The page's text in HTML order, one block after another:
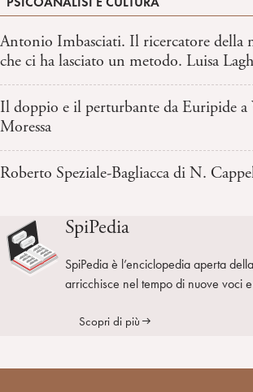
Antonio Imbasciati. Il ricercatore della
che ci ha lasciato un metodo. Luisa
Il doppio e il perturbante da Euripide a
Moressa
Roberto Speziale-Bagliacca di N.
SpiPedia
SpiPedia è l’enciclopedia aperta
arricchisce nel tempo di nuove voci
Scopri di più